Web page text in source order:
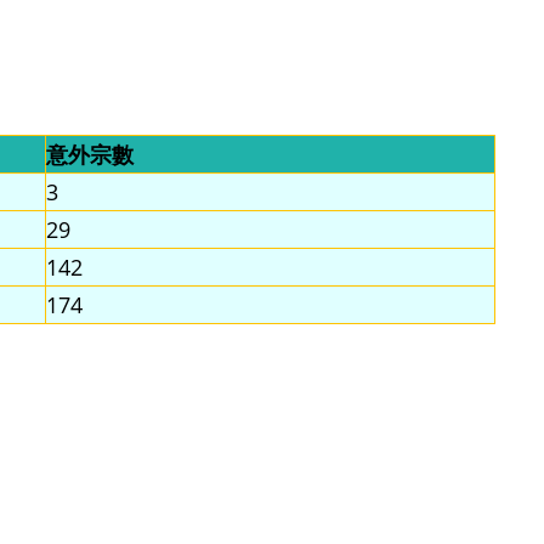
意外宗數
3
29
142
174